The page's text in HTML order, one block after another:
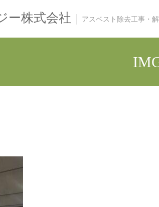
ー株式会社 アスベスト除去工事・